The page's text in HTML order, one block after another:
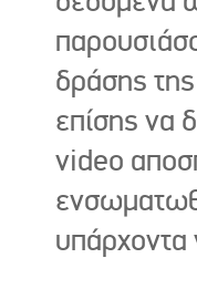
δράσης
επίσης να
video
υπάρχοντα